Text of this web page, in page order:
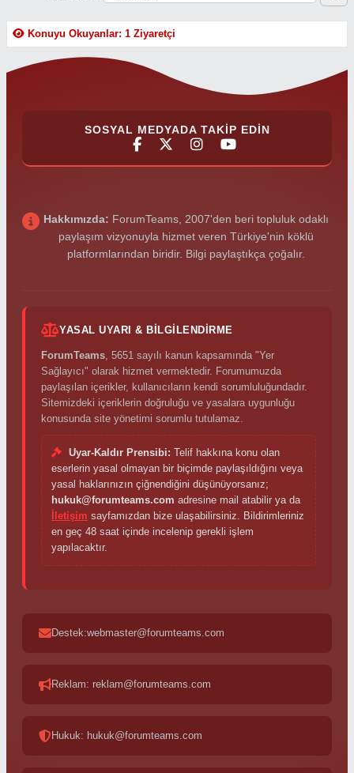
Konuyu Okuyanlar: 1 Ziyaretçi
SOSYAL MEDYADA TAKIP EDIN
Hakkımızda: ForumTeams, 2007'den beri topluluk odaklı
paylaşım vizyonuyla hizmet veren Türkiye'nin köklü
platformlarından biridir. Bilgi paylaştıkça çoğalır.
YASAL UYARI & BILGILENDIRME
ForumTeams, 5651 sayılı kanun kapsamında "Yer
Sağlayıcı" olarak hizmet vermektedir. Forumumuzda
paylaşılan içerikler, kullanıcıların kendi sorumluluğundadır.
Sitemizdeki içeriklerin doğruluğu ve yasalara uygunluğu
konusunda site yönetimi sorumlu tutulamaz.
Uyar-Kaldır Prensibi: Telif hakkına konu olan
eserlerin yasal olmayan bir biçimde paylaşıldığını veya
yasal haklarınızın çiğnendiğini düşünüyorsanız;
hukuk@forumteams.com adresine mail atabilir ya da
İletişim sayfamızdan bize ulaşabilirsiniz. Bildirimleriniz
en geç 48 saat içinde incelenip gerekli işlem
yapılacaktır.
Destek:webmaster@forumteams.com
Reklam: reklam@forumteams.com
Hukuk: hukuk@forumteams.com